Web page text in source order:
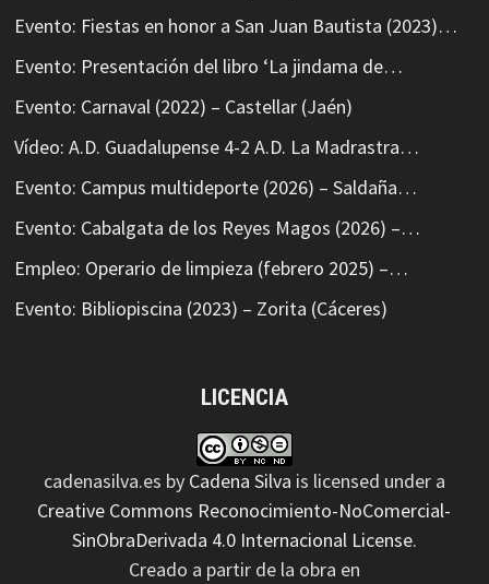
Evento: Fiestas en honor a San Juan Bautista (2023)…
Evento: Presentación del libro ‘La jindama de…
Evento: Carnaval (2022) – Castellar (Jaén)
Vídeo: A.D. Guadalupense 4-2 A.D. La Madrastra…
Evento: Campus multideporte (2026) – Saldaña…
Evento: Cabalgata de los Reyes Magos (2026) –…
Empleo: Operario de limpieza (febrero 2025) –…
Evento: Bibliopiscina (2023) – Zorita (Cáceres)
LICENCIA
cadenasilva.es by Cadena Silva is licensed under a
Creative Commons Reconocimiento-NoComercial-
SinObraDerivada 4.0 Internacional License.
Creado a partir de la obra en